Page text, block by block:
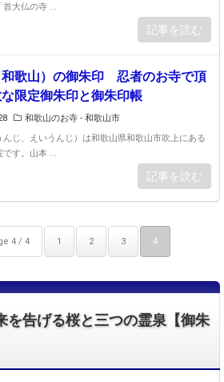
首大仏の寺 ...
記事を読む
歌山）の御朱印 忍者のお寺で頂
限定御朱印と御朱印帳
和歌山のお寺 - 和歌山市
んじ、えいうんじ）は和歌山県和歌山市吹上にある
です。山本 ...
記事を読む
4 / 4 1 2 3 4
告げる桜と三つの霊泉【御朱